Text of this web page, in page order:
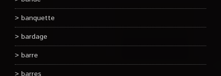
banquette
bardage
barre
barres